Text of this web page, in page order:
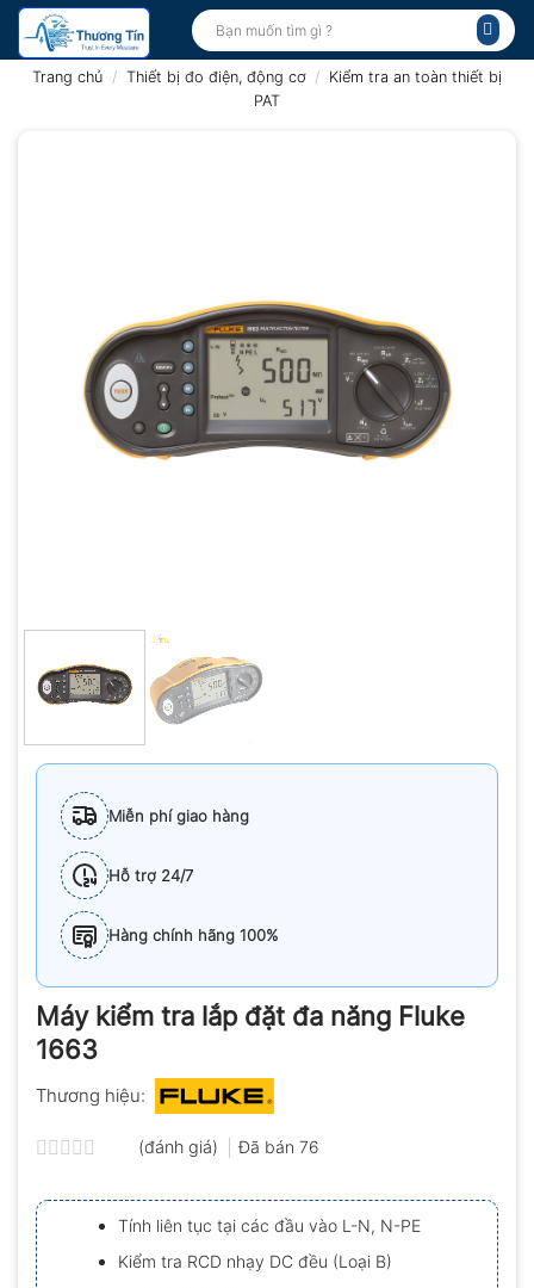
Bỏ
qua
Tìm
kiếm:
Trang chủ / Thiết bị đo điện, động cơ / Kiểm tra an toàn thiết bị
PAT
Miễn phí giao hàng
Hỗ trợ 24/7
Hàng chính hãng 100%
Máy kiểm tra lắp đặt đa năng Fluke
1663
Thương hiệu:
xếp
hạng
0.0
5
sao
(đánh giá) Đã bán 76
Tính liên tục tại các đầu vào L-N, N-PE
Kiểm tra RCD nhạy DC đều (Loại B)